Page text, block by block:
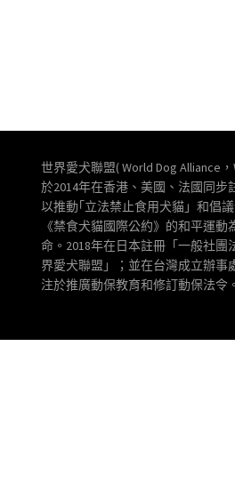
世界愛犬聯盟( World Dog Alliance，
於2014年在香港、美國、法國同步
以推動｢立法禁止食用犬貓」和倡
《禁食犬貓國際公約》的和平運動
命。2018年在日本註冊「一般社團
界愛犬聯盟」；並在台灣成立辦事
注於推廣動保教育和修訂動保法令。